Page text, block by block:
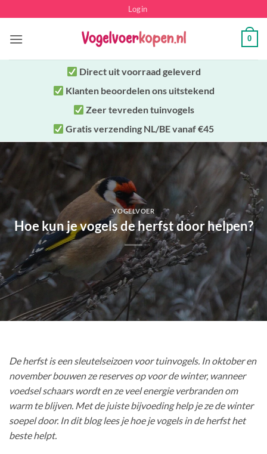
naar
inhoud
Login
0
Direct uitvoorraad geleverd
Klanten beoordelen ons uitstekend
Zeer tevreden tuinvogels
Gratis verzending NL/BE vanaf €45
VOGELVOER
Hoe kun je vogels de herfst door helpen?
De herfst is een sleutelseizoen voor tuinvogels. In oktober en
november bouwen ze reserves op voor de winter, wanneer
voedsel schaars wordt en ze veel energie verbranden om
warm te blijven. Met de juiste bijvoeding help je ze de winter
soepel door. In dit blog lees je hoe je vogels in de herfst het
beste helpt.